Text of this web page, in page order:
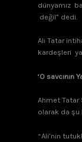
dünyamız
değil” dedi.
Ali Tatar
kardeşleri
‘O savcının
Ahmet Tatar
olarak da şu
“Ali’nin